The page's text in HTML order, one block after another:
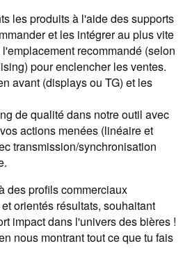
les produits à l'aide des supports
et les intégrer au plus vite
recommandé (selon
pour enclencher les ventes.
avant (displays ou TG) et les
de qualité dans notre outil avec
actions menées (linéaire et
transmission/synchronisation
des profils commerciaux
orientés résultats, souhaitant
impact dans l'univers des bières !
nous montrant tout ce que tu fais